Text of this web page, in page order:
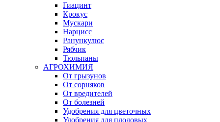
Гиацинт
Крокус
Мускари
Нарцисс
Ранункулюс
Рябчик
Тюльпаны
АГРОХИМИЯ
От грызунов
От сорняков
От вредителей
От болезней
Удобрения для цветочных
Удобрения для плодовых